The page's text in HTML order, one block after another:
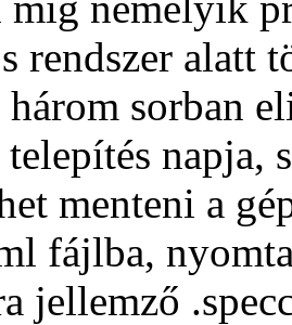
rendszer alatt
sorban
telepítés napja,
menteni a
fájlba,
jellemző